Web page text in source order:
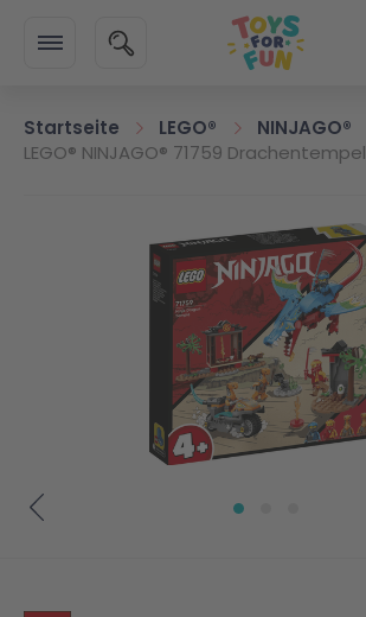
SUCHE
Startseite LEGO®
NINJAGO®
LEGO® NINJAGO® 71759 Drachentempel
Zum Ende der Bildgalerie springen